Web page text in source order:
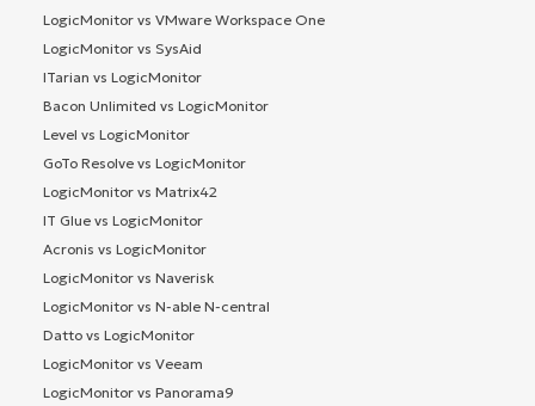
LogicMonitor vs VMware Workspace One
LogicMonitor vs SysAid
ITarian vs LogicMonitor
Bacon Unlimited vs LogicMonitor
Level vs LogicMonitor
GoTo Resolve vs LogicMonitor
LogicMonitor vs Matrix42
IT Glue vs LogicMonitor
Acronis vs LogicMonitor
LogicMonitor vs Naverisk
LogicMonitor vs N-able N-central
Datto vs LogicMonitor
LogicMonitor vs Veeam
LogicMonitor vs Panorama9